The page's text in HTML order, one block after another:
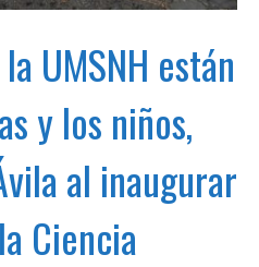
UMSNH están
y los niños,
al inaugurar
Ciencia